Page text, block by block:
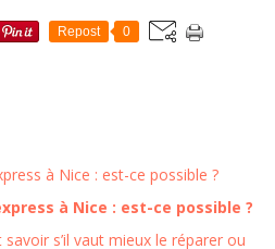
Repost 0
à Nice : est-ce possible ?